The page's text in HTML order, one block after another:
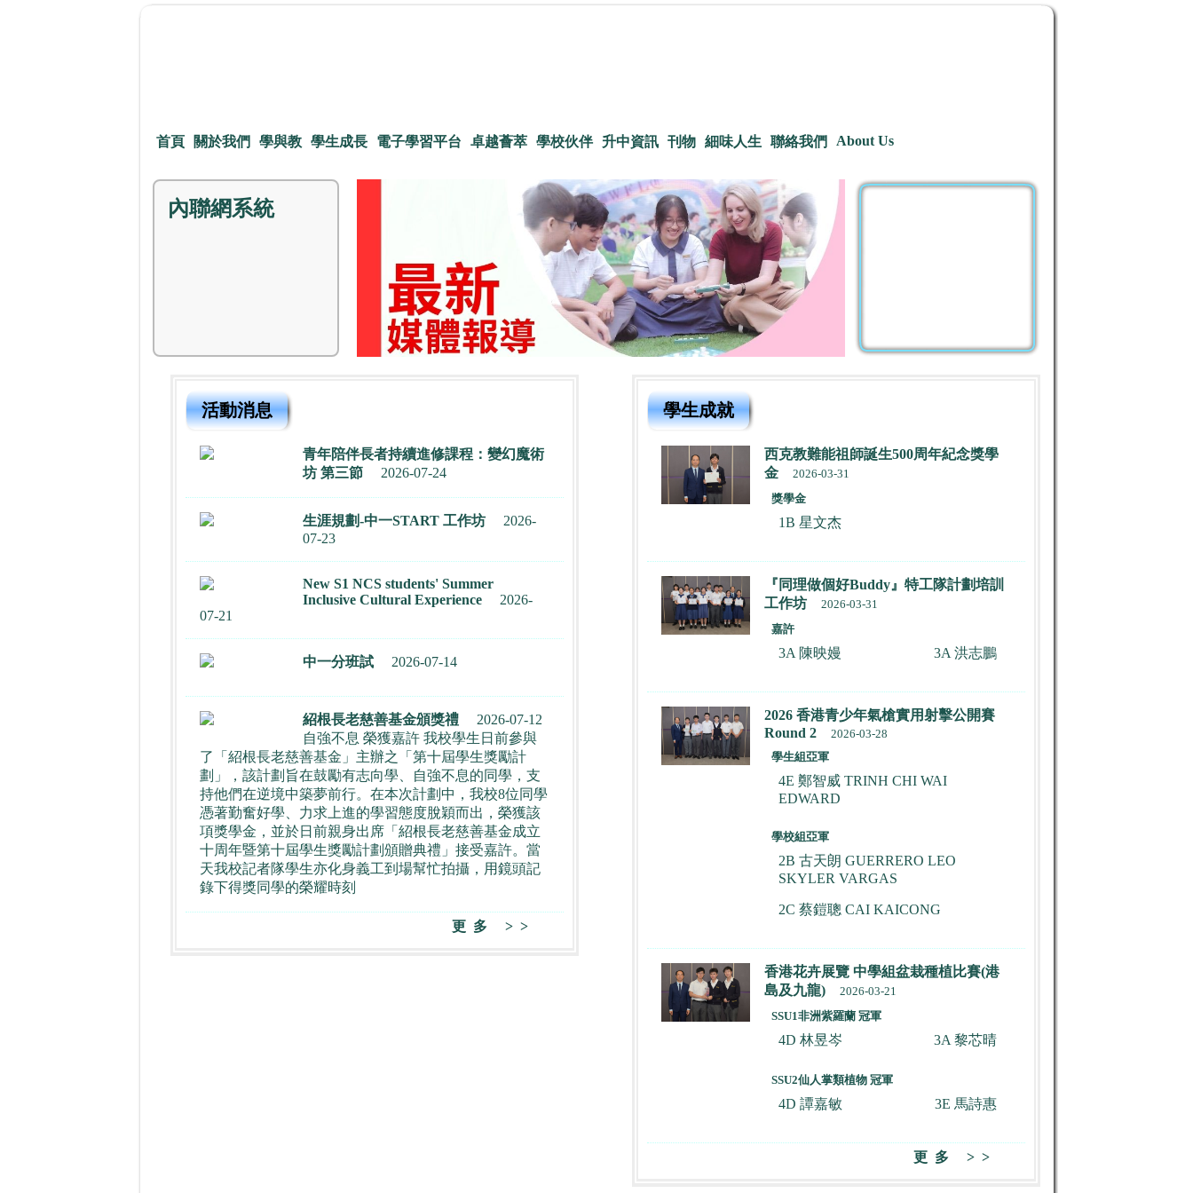
首頁 關於我們 學與教 學生成長 電子學習平台 卓越薈萃 學校伙伴 升中資訊 刊物 細味人生 聯絡我們 About Us
內聯網系統
學生成就
西克教難能祖師誕生500周年紀念獎學
金
2026-03-31
獎學金
1B 星文杰
『同理做個好Buddy』特工隊計劃培訓
工作坊
2026-03-31
嘉許
3A 陳映嫚 3A 洪志鵬
2026 香港青少年氣槍實用射擊公開賽
Round 2
2026-03-28
學生組亞軍
4E 鄭智威 TRINH CHI WAI
EDWARD
學校組亞軍
2B 古天朗 GUERRERO LEO
SKYLER VARGAS
2C 蔡鎧聰 CAI KAICONG
香港花卉展覽 中學組盆栽種植比賽(港
島及九龍)
2026-03-21
SSU1非洲紫羅蘭 冠軍
4D 林昱岑 3A 黎芯晴
SSU2仙人掌類植物 冠軍
4D 譚嘉敏 3E 馬詩惠
更多 >>
活動消息
青年陪伴長者持續進修課程：變幻魔術
坊 第三節
2026-07-24
生涯規劃-中一START 工作坊
2026-
07-23
New S1 NCS students' Summer
Inclusive Cultural Experience
2026-
07-21
中一分班試 2026-07-14
紹根長老慈善基金頒獎禮
2026-07-12
自強不息 榮獲嘉許 我校學生日前參與
了「紹根長老慈善基金」主辦之「第十屆學生獎勵計
劃」，該計劃旨在鼓勵有志向學、自強不息的同學，支
持他們在逆境中築夢前行。在本次計劃中，我校8位同學
憑著勤奮好學、力求上進的學習態度脫穎而出，榮獲該
項獎學金，並於日前親身出席「紹根長老慈善基金成立
十周年暨第十屆學生獎勵計劃頒贈典禮」接受嘉許。當
天我校記者隊學生亦化身義工到場幫忙拍攝，用鏡頭記
錄下得獎同學的榮耀時刻
更多 >>